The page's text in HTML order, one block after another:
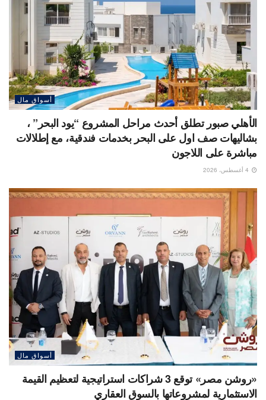
أسواق مال
الأهلي صبور تطلق أحدث مراحل المشروع “يود البحر” ،
بشاليهات صف اول على البحر بخدمات فندقية، مع إطلالات
مباشرة على اللاجون
أسواق مال
«روشن مصر» توقع 3 شراكات استراتيجية لتعظيم القيمة
الاستثمارية لمشروعاتها بالسوق العقاري